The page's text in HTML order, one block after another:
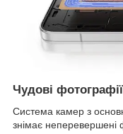
Чудові фотографії
Система камер з
знімає неперевершені